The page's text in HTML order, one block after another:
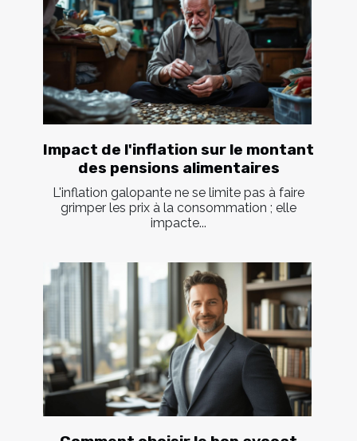
Impact de l'inflation sur le montant
des pensions alimentaires
L'inflation galopante ne se limite pas à faire
grimper les prix à la consommation ; elle
impacte...